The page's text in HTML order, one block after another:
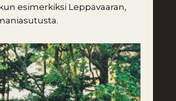
esimerkiksi Leppävaaran,